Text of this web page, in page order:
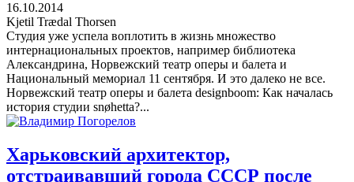
16.10.2014
Kjetil Trædal Thorsen
Студия уже успела воплотить в жизнь множество
интернациональных проектов, например библиотека
Александрина, Норвежский театр оперы и балета и
Национальный мемориал 11 сентября. И это далеко не все.
Норвежский театр оперы и балета designboom: Как началась
история студии snøhetta?...
Харьковский архитектор,
отстраивавший города СССР после